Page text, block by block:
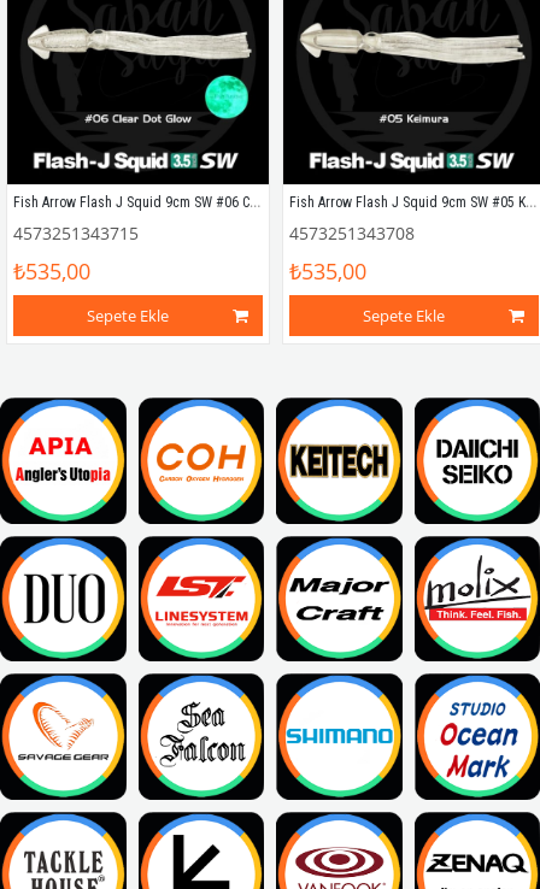
Fish Arrow Flash J Squid 9cm SW #06 Clear Dot Glow Silikon Kalamar (5 Adet)
4573251343715
₺535,00
Sepete Ekle
Fish Arrow Flash J Squid 9cm SW #05 Keimura Silikon Kalamar (5 Adet)
4573251343708
₺535,00
Sepete Ekle